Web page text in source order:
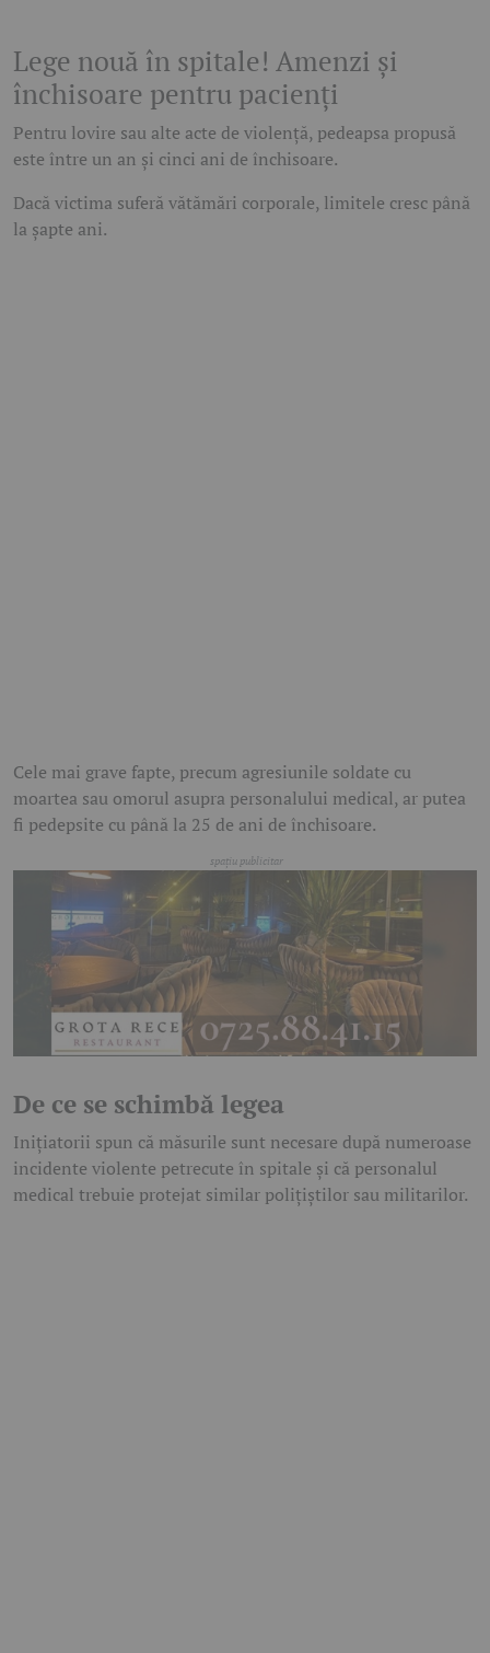
Lege nouă în spitale! Amenzi și
închisoare pentru pacienți
Pentru lovire sau alte acte de violență, pedeapsa propusă
este între un an și cinci ani de închisoare.
Dacă victima suferă vătămări corporale, limitele cresc până
la șapte ani.
Cele mai grave fapte, precum agresiunile soldate cu
moartea sau omorul asupra personalului medical, ar putea
fi pedepsite cu până la 25 de ani de închisoare.
De ce se schimbă legea
Inițiatorii spun că măsurile sunt necesare după numeroase
incidente violente petrecute în spitale și că personalul
medical trebuie protejat similar polițiștilor sau militarilor.